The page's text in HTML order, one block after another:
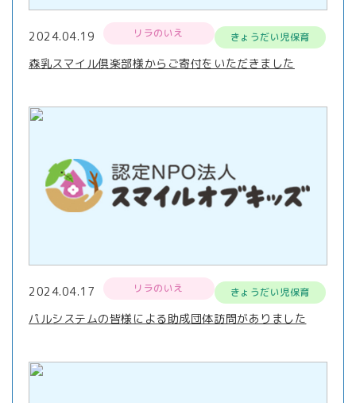
2024.04.19 リラのいえ きょうだい児保育
森乳スマイル倶楽部様からご寄付をいただきました
2024.04.17 リラのいえ きょうだい児保育
パルシステムの皆様による助成団体訪問がありました